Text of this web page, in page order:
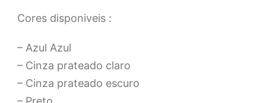
Cores disponiveis :
– Azul Azul
– Cinza prateado claro
– Cinza prateado escuro